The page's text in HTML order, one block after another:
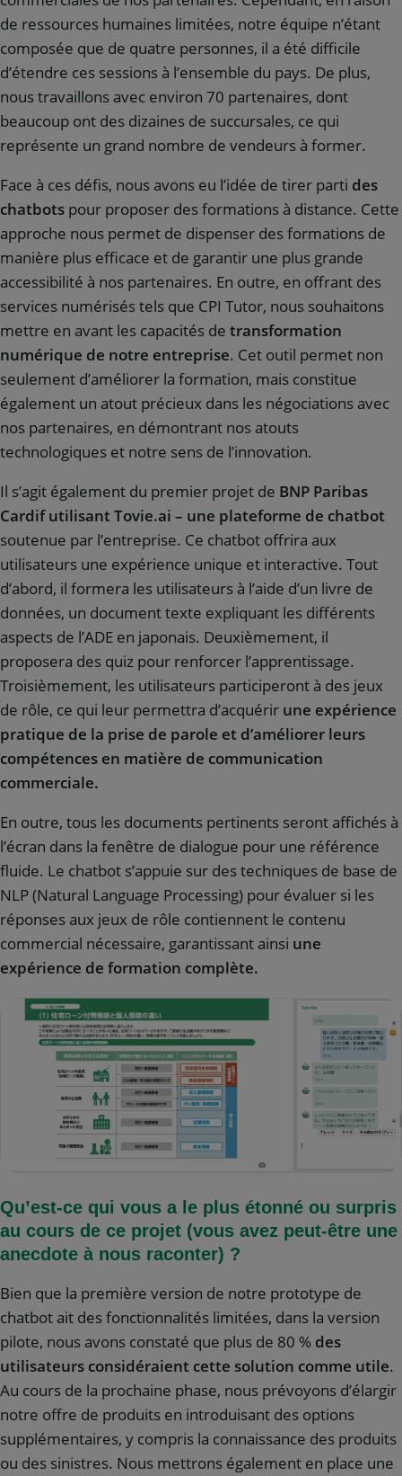
de ressources humaines limitées, notre équipe n’étant
composée que de quatre personnes, il a été difficile
d’étendre ces sessions à l’ensemble du pays. De plus,
nous travaillons avec environ 70 partenaires, dont
beaucoup ont des dizaines de succursales, ce qui
représente un grand nombre de vendeurs à former.
Face à ces défis, nous avons eu l’idée de tirer parti des
chatbots pour proposer des formations à distance. Cette
approche nous permet de dispenser des formations de
manière plus efficace et de garantir une plus grande
accessibilité à nos partenaires. En outre, en offrant des
services numérisés tels que CPI Tutor, nous souhaitons
mettre en avant les capacités de transformation
numérique de notre entreprise. Cet outil permet non
seulement d’améliorer la formation, mais constitue
également un atout précieux dans les négociations avec
nos partenaires, en démontrant nos atouts
technologiques et notre sens de l’innovation.
Il s’agit également du premier projet de BNP Paribas
Cardif utilisant Tovie.ai – une plateforme de chatbot
soutenue par l’entreprise. Ce chatbot offrira aux
utilisateurs une expérience unique et interactive. Tout
d’abord, il formera les utilisateurs à l’aide d’un livre de
données, un document texte expliquant les différents
aspects de l’ADE en japonais. Deuxièmement, il
proposera des quiz pour renforcer l’apprentissage.
Troisièmement, les utilisateurs participeront à des jeux
de rôle, ce qui leur permettra d’acquérir une expérience
pratique de la prise de parole et d’améliorer leurs
compétences en matière de communication
commerciale.
En outre, tous les documents pertinents seront affichés à
l’écran dans la fenêtre de dialogue pour une référence
fluide. Le chatbot s’appuie sur des techniques de base de
NLP (Natural Language Processing) pour évaluer si les
réponses aux jeux de rôle contiennent le contenu
commercial nécessaire, garantissant ainsi une
expérience de formation complète.
Qu’est-ce qui vous a le plus étonné ou surpris
au cours de ce projet (vous avez peut-être une
anecdote à nous raconter) ?
Bien que la première version de notre prototype de
chatbot ait des fonctionnalités limitées, dans la version
pilote, nous avons constaté que plus de 80 % des
utilisateurs considéraient cette solution comme utile.
Au cours de la prochaine phase, nous prévoyons d’élargir
notre offre de produits en introduisant des options
supplémentaires, y compris la connaissance des produits
ou des sinistres. Nous mettrons également en place une